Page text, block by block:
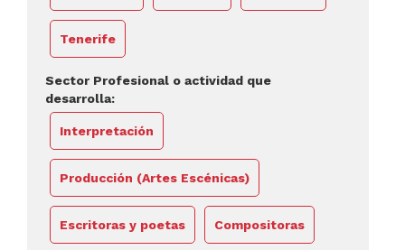
Tenerife
Sector Profesional o actividad que
desarrolla:
Interpretación
Producción (Artes Escénicas)
Escritoras y poetas Compositoras